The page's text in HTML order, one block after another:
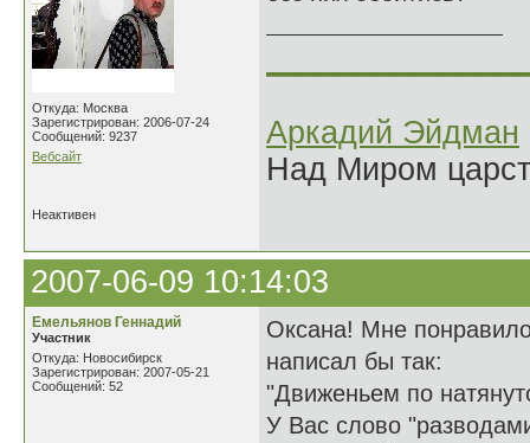
Откуда: Москва
Зарегистрирован: 2006-07-24
Сообщений: 9237
Вебсайт
Аркадий Эйдман
Над Миром
Неактивен
2007-06-09 10:14:03
Емельянов Геннадий
Участник
Откуда: Новосибирск
Зарегистрирован: 2007-05-21
Сообщений: 52
Оксана! Мне
написал бы так:
"Движеньем по
У Вас слово